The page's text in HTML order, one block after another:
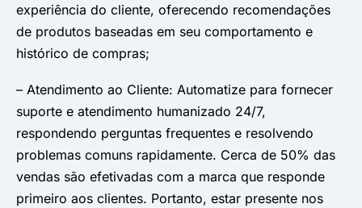
experiência do cliente, oferecendo recomendações
de produtos baseadas em seu comportamento e
histórico de compras;
– Atendimento ao Cliente: Automatize para fornecer
suporte e atendimento humanizado 24/7,
respondendo perguntas frequentes e resolvendo
problemas comuns rapidamente. Cerca de 50% das
vendas são efetivadas com a marca que responde
primeiro aos clientes. Portanto, estar presente nos